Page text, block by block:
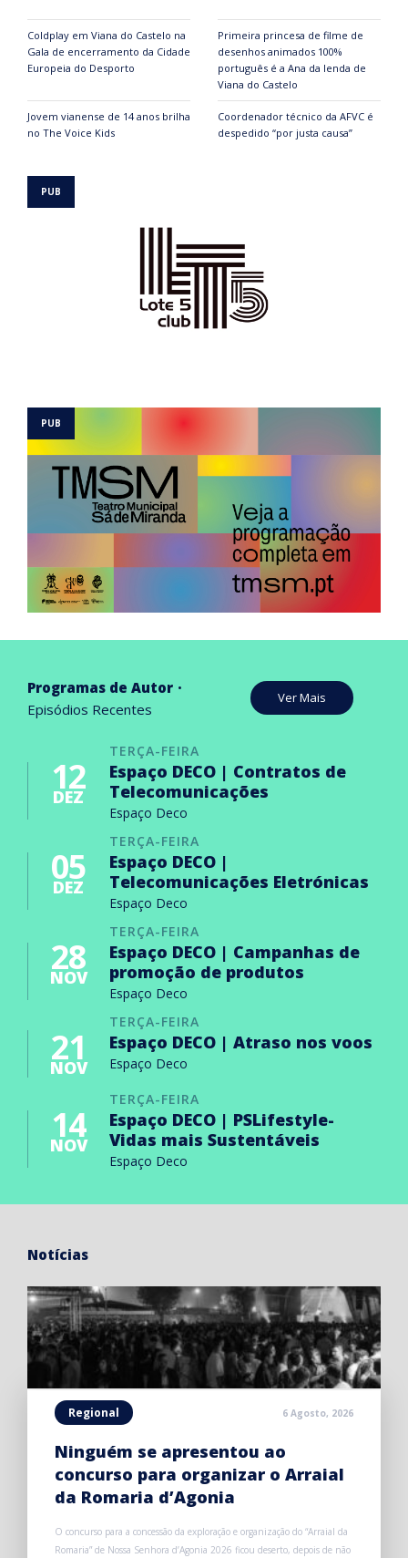
Coldplay em Viana do Castelo na
Gala de encerramento da Cidade
Europeia do Desporto
Primeira princesa de filme de
desenhos animados 100%
português é a Ana da lenda de
Viana do Castelo
Jovem vianense de 14 anos brilha
no The Voice Kids
Coordenador técnico da AFVC é
despedido “por justa causa”
Programas de Autor
Episódios Recentes
Ver Mais
TERÇA-FEIRA
12
DEZ
Espaço DECO | Contratos de
Telecomunicações
Espaço Deco
TERÇA-FEIRA
05
DEZ
Espaço DECO |
Telecomunicações Eletrónicas
Espaço Deco
TERÇA-FEIRA
28
NOV
Espaço DECO | Campanhas de
promoção de produtos
Espaço Deco
TERÇA-FEIRA
21
NOV
Espaço DECO | Atraso nos voos
Espaço Deco
TERÇA-FEIRA
14
NOV
Espaço DECO | PSLifestyle-
Vidas mais Sustentáveis
Espaço Deco
Notícias
Regional 6 Agosto, 2026
Ninguém se apresentou ao
concurso para organizar o Arraial
da Romaria d’Agonia
O concurso para a concessão da exploração e organização do “Arraial da
Romaria” de Nossa Senhora d’Agonia 2026 ficou deserto, depois de não